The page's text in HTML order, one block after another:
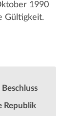
1990
Gültigkeit.
Beschluss
Republik